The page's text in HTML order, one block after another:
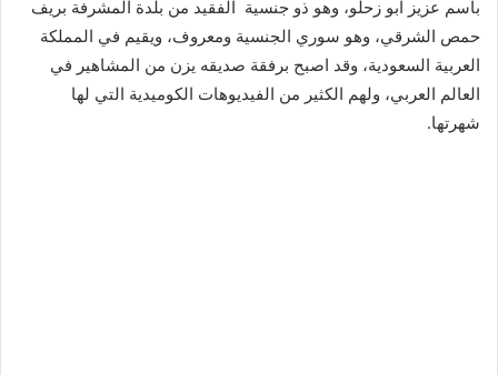
باسم عزيز ابو زحلو، وهو ذو جنسية الفقيد من بلدة المشرفة بريف
حمص الشرقي، وهو سوري الجنسية ومعروف، ويقيم في المملكة
العربية السعودية، وقد اصبح برفقة صديقه يزن من المشاهير في
العالم العربي، ولهم الكثير من الفيديوهات الكوميدية التي لها
شهرتها.